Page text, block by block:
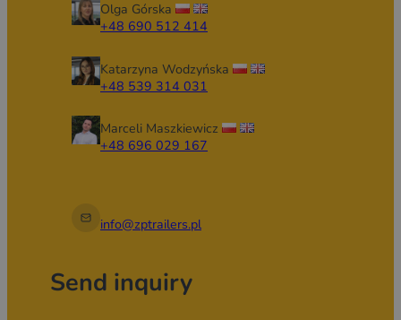
Olga Górska
+48 690 512 414
Katarzyna Wodzyńska
+48 539 314 031
Marceli Maszkiewicz
+48 696 029 167
info@zptrailers.pl
Send inquiry